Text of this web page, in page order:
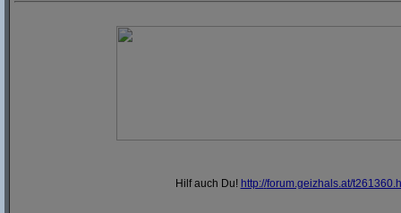
Hilf auch Du! http://forum.geizhals.at/